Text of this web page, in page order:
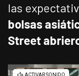
las
bolsas
Street